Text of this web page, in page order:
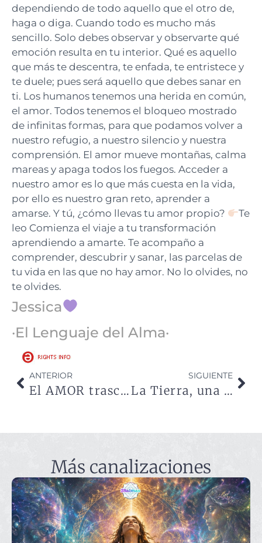
dependiendo de todo aquello que el otro de,
haga o diga. Cuando todo es mucho más
sencillo. Solo debes observar y observarte qué
emoción resulta en tu interior. Qué es aquello
que más te descentra, te enfada, te entristece y
te duele; pues será aquello que debes sanar en
ti. Los humanos tenemos una herida en común,
el amor. Todos tenemos el bloqueo mostrado
de infinitas formas, para que podamos volver a
nuestro refugio, a nuestro silencio y nuestra
comprensión. El amor mueve montañas, calma
mareas y apaga todos los fuegos. Acceder a
nuestro amor es lo que más cuesta en la vida,
por ello es nuestro gran reto, aprender a
amarse. Y tú, ¿cómo llevas tu amor propio?
Te
leo Comienza el viaje a tu transformación
aprendiendo a amarte. Te acompaño a
comprender, descubrir y sanar, las parcelas de
tu vida en las que no hay amor. No lo olvides, no
te olvides.
Jessica
·El Lenguaje del Alma·
ANTERIOR
El AMOR trasciende las dimensiones del tiempo y del espacio
SIGUIENTE
La Tierra, una gran escuela de almas
Más canalizaciones